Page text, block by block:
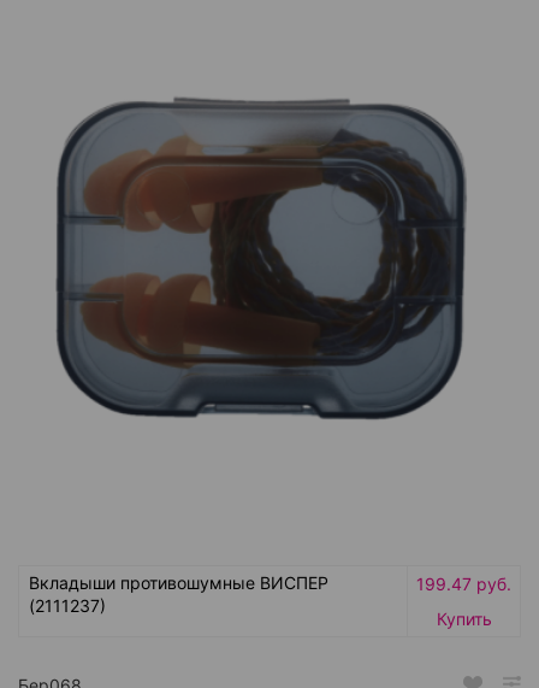
Вкладыши противошумные ВИСПЕР
(2111237)
199.47 руб.
Купить